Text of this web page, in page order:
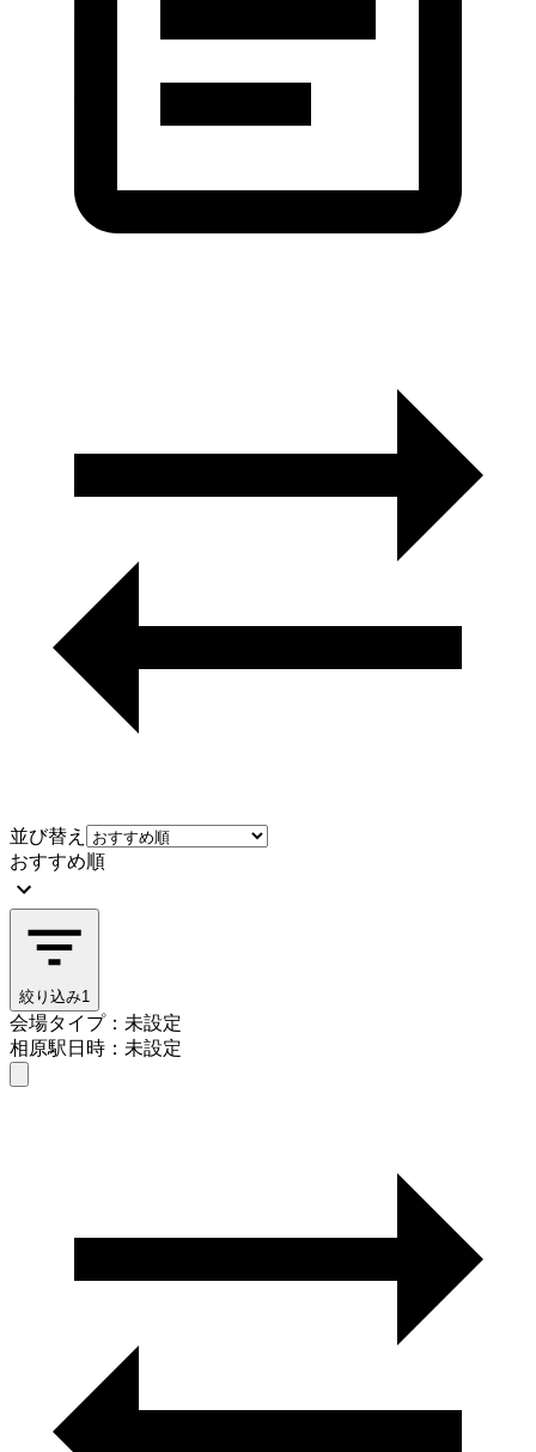
並び替え
おすすめ順
絞り込み1
会場タイプ：未設定
相原駅日時：未設定